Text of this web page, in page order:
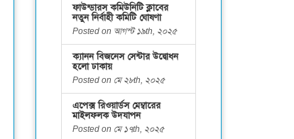
ফাউন্ডারস কমিউনিটি ক্লাবের
নতুন নির্বাহী কমিটি ঘোষণা
Posted on আগস্ট ১৯th, ২০২৫
ক্যানন বিজনেস সেন্টার উদ্বোধন
হলো ঢাকায়
Posted on মে ২৮th, ২০২৫
এপেক্স রিওয়ার্ডস মেম্বারের
মাইলফলক উদযাপন
Posted on মে ১৭th, ২০২৫